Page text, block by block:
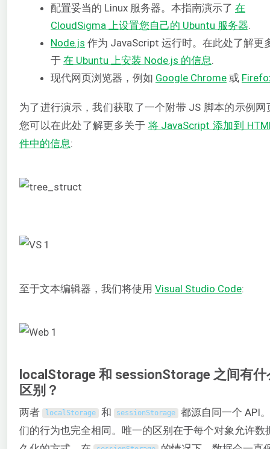
配置妥当的 Linux 服务器。本指南演示了 在
CloudSigma 上设置您自己的 Ubuntu 服务器.
Node.js 作为 JavaScript 运行时。在此处了解更
于 在 Ubuntu 上安装 Node.js 的信息.
现代网页浏览器，例如 Google Chrome 或
为了进行演示，我们获取了一个附带 JS 脚本的示例网
您可以在此处了解更多关于 将 JavaScript 添加到
件中的信息:
至于文本编辑器，我们将使用 Visual Studio Code:
localStorage 和 sessionStorage 之间有什
区别？
两者 localStorage 和 sessionStorage
都源自同一个 API
们的行为也完全相同。唯一的区别在于每个对象允许数